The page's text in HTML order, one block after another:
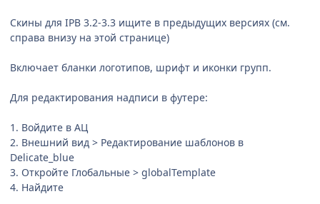
Скины для IPB 3.2-3.3 ищите в предыдущих версиях (см.
справа внизу на этой странице)
Включает бланки логотипов, шрифт и иконки групп.
Для редактирования надписи в футере:
1. Войдите в АЦ
2. Внешний вид > Редактирование шаблонов в
Delicate_blue
3. Откройте Глобальные > globalTemplate
4. Найдите